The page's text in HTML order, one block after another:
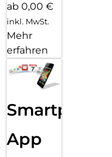
ab 0,00 €
inkl. MwSt.
Mehr
erfahren
Smartphone
App